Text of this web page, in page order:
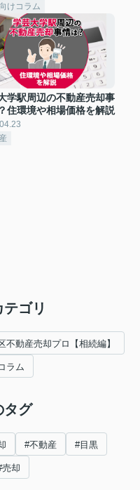
けコラム
学駅周辺の不動産売却事
住環境や相場価格を解説
ゴリ
不動産売却プロ【相続編】
ラム
タグ
#不動産 #目黒
売却